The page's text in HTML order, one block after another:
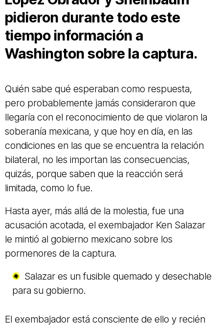
pidieron durante todo este
tiempo información a
Washington sobre la captura.
Quién sabe qué esperaban como respuesta,
pero probablemente jamás consideraron que
llegaría con el reconocimiento de que violaron la
soberanía mexicana, y que hoy en día, en las
condiciones en las que se encuentra la relación
bilateral, no les importan las consecuencias,
quizás, porque saben que la reacción será
limitada, como lo fue.
Hasta ayer, más allá de la molestia, fue una
acusación acotada, el exembajador Ken Salazar
le mintió al gobierno mexicano sobre los
pormenores de la captura.
Salazar es un fusible quemado y desechable
para su gobierno.
El exembajador está consciente de ello y recién